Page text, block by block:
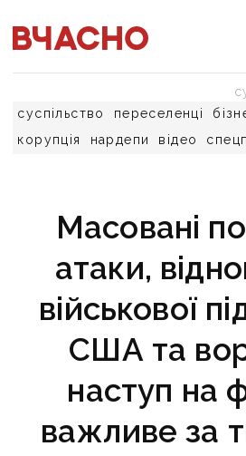
суспільство переселенці
корупція
нардепи відео
Масовані
атаки,
військової
США та
наступ на
важливе за